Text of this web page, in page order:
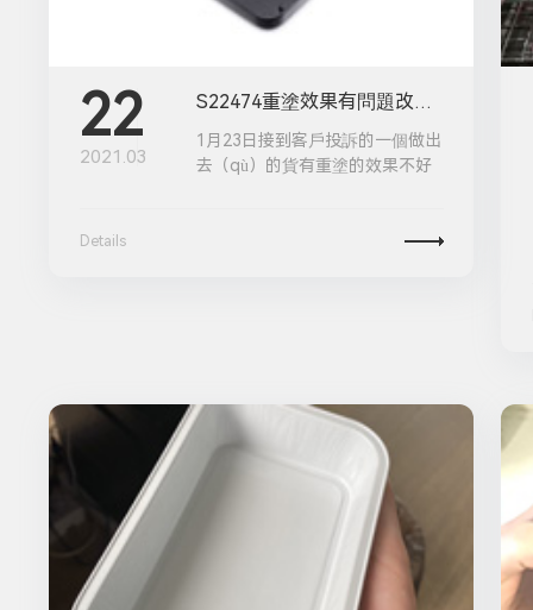
22
2021.03
S22474重塗效果有問題改善跟進
1月23日接到客戶投訴的一個做出
去（qù）的貨有重塗的效果不好
Details